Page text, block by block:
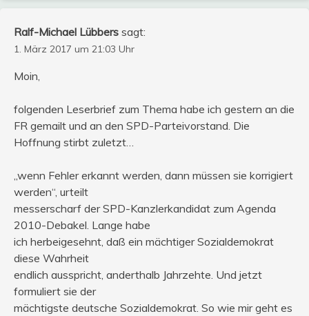
Ralf-Michael Lübbers sagt:
1. März 2017 um 21:03 Uhr
Moin,
folgenden Leserbrief zum Thema habe ich gestern an die
FR gemailt und an den SPD-Parteivorstand. Die
Hoffnung stirbt zuletzt…
„wenn Fehler erkannt werden, dann müssen sie korrigiert
werden“, urteilt
messerscharf der SPD-Kanzlerkandidat zum Agenda
2010-Debakel. Lange habe
ich herbeigesehnt, daß ein mächtiger Sozialdemokrat
diese Wahrheit
endlich ausspricht, anderthalb Jahrzehte. Und jetzt
formuliert sie der
mächtigste deutsche Sozialdemokrat. So wie mir geht es